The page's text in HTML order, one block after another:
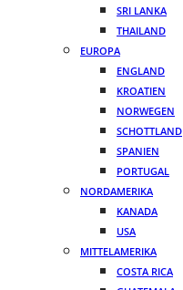
SRI LANKA
THAILAND
EUROPA
ENGLAND
KROATIEN
NORWEGEN
SCHOTTLAND
SPANIEN
PORTUGAL
NORDAMERIKA
KANADA
USA
MITTELAMERIKA
COSTA RICA